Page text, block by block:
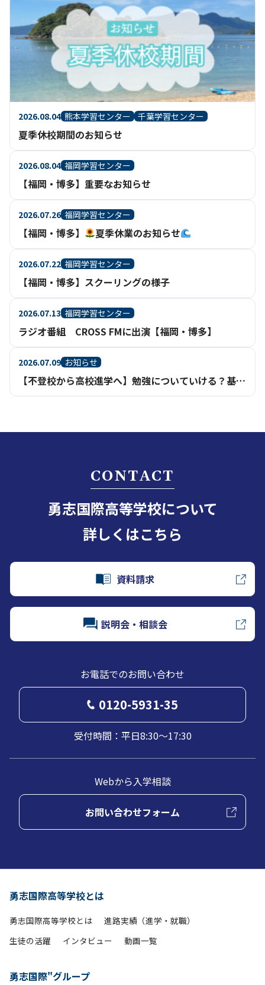
2026.08.04 熊本学習センター 千葉学習センター
夏季休校期間のお知らせ
2026.08.04 福岡学習センター
【福岡・博多】重要なお知らせ
2026.07.26 福岡学習センター
【福岡・博多】 夏季休業のお知らせ
2026.07.22 福岡学習センター
【福岡・博多】スクーリングの様子
2026.07.13 福岡学習センター
ラジオ番組 CROSS FMに出演【福岡・博多】
2026.07.09 お知らせ
【不登校から高校進学へ】勉強についていける？基礎からさかのぼって学べる通信制高校という選択
CONTACT
勇志国際高等学校について
詳しくはこちら
資料請求
説明会・相談会
お電話でのお問い合わせ
0120-5931-35
受付時間：平日8:30～17:30
Webから入学相談
お問い合わせフォーム
勇志国際高等学校とは
勇志国際高等学校とは
進路実績（進学・就職）
生徒の活躍
インタビュー 動画一覧
勇志国際"グループ